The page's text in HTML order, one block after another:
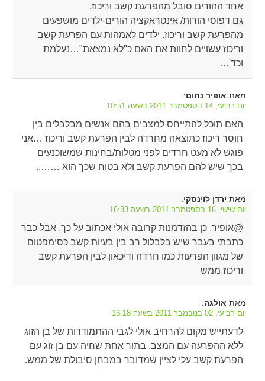
אחד ההורים סובל מהפרעת קשב וריכוז.
גם דפוסי הורות/ אינטראקציה הורים-ילדים מושפעים
מהפרעת קשב וריכוז. ילדים לאמהות עם הפרעת קשב
וריכוז עשויים לחוות את האם כ"לא נמצאת"…נעלמת
וכד'…
מאת אופיר נחום:
יום רביעי, 14 בספטמבר 2011 בשעה 10:51
האם תוכל להתייחס למצבים בהם אנשים מבלבלים בין
חוסר ריכוז כתוצאה מחרדה לבין הפרעת קשב וריכוז …אני
פוגש לא מעט חרדים לפני מטלות/בחינות שמשוכנעים
בכך שיש להם הפרעת קשב ולא בטוח שכך הוא ……..
מאת ירדן לוינסקי:
יום שישי, 16 בספטמבר 2011 בשעה 16:33
@אופיר, כן בהזדמנות קרובה אולי אכתוב על כך, אבל כבר
כתבתי בעבר שיש בלבלול רב בין בעיות קשב כסימפטום
של מגוון הפרעות כמו חרדה ודיכאון לבין הפרעת קשב
וריכוז ממש
מאת אולגה:
יום רביעי, 02 בנובמבר 2011 בשעה 13:18
לדעתייש מקום להרחיב אולי לגבי ההתמודדות של בן הזוג
ללא ההפרעה עם המצב. בתור אחת שחיה עם בן זוג עם
הפרעת קשב עלי לציין שמדובר במבחן סיבולת של ממש.